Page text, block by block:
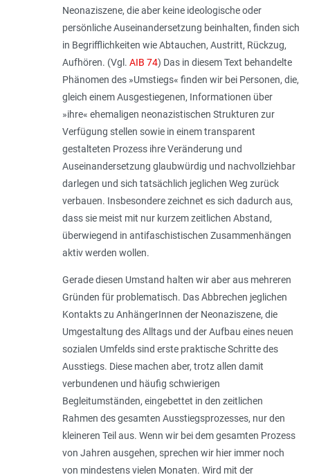
Neonaziszene, die aber keine ideologische oder
persönliche Auseinandersetzung beinhalten, finden sich
in Begrifflichkeiten wie Abtauchen, Austritt, Rückzug,
Aufhören. (Vgl. AIB 74) Das in diesem Text behandelte
Phänomen des »Umstiegs« finden wir bei Personen, die,
gleich einem Ausgestiegenen, Informationen über
»ihre« ehemaligen neonazistischen Strukturen zur
Verfügung stellen sowie in einem transparent
gestalteten Prozess ihre Veränderung und
Auseinandersetzung glaubwürdig und nachvollziehbar
darlegen und sich tatsächlich jeglichen Weg zurück
verbauen. Insbesondere zeichnet es sich dadurch aus,
dass sie meist mit nur kurzem zeitlichen Abstand,
überwiegend in antifaschistischen Zusammenhängen
aktiv werden wollen.
Gerade diesen Umstand halten wir aber aus mehreren
Gründen für problematisch. Das Abbrechen jeglichen
Kontakts zu AnhängerInnen der Neonaziszene, die
Umgestaltung des Alltags und der Aufbau eines neuen
sozialen Umfelds sind erste praktische Schritte des
Ausstiegs. Diese machen aber, trotz allen damit
verbundenen und häufig schwierigen
Begleitumständen, eingebettet in den zeitlichen
Rahmen des gesamten Ausstiegsprozesses, nur den
kleineren Teil aus. Wenn wir bei dem gesamten Prozess
von Jahren ausgehen, sprechen wir hier immer noch
von mindestens vielen Monaten. Wird mit der